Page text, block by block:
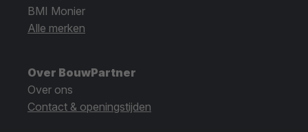
BMI Monier
Alle merken
Over BouwPartner
Over ons
Contact & openingstijden